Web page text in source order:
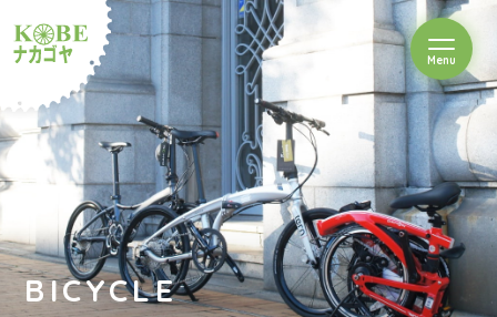
ルショップナカゴヤ
Menuを開閉
BICYCLE